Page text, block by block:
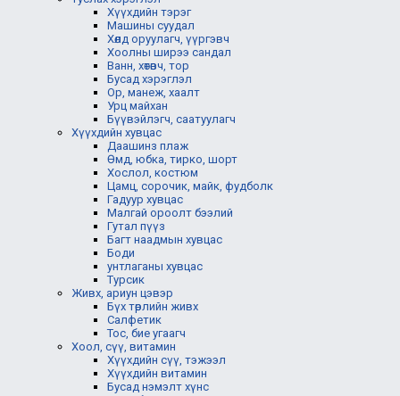
Хүүхдийн тэрэг
Машины суудал
Хөлд оруулагч, үүргэвч
Хоолны ширээ сандал
Ванн, хөтөвч, тор
Бусад хэрэглэл
Ор, манеж, хаалт
Урц майхан
Бүүвэйлэгч, саатуулагч
Хүүхдийн хувцас
Даашинз плаж
Өмд, юбка, тирко, шорт
Хослол, костюм
Цамц, сорочик, майк, фудболк
Гадуур хувцас
Малгай ороолт бээлий
Гутал пүүз
Багт наадмын хувцас
Боди
унтлаганы хувцас
Турсик
Живх, ариун цэвэр
Бүх төрлийн живх
Салфетик
Тос, бие угаагч
Хоол, сүү, витамин
Хүүхдийн сүү, тэжээл
Хүүхдийн витамин
Бусад нэмэлт хүнс